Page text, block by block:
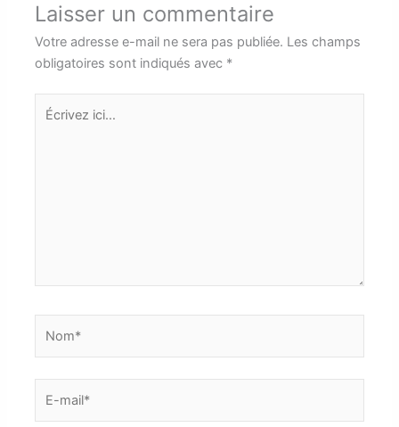
Laisser un commentaire
Votre adresse e-mail ne sera pas publiée. Les champs
obligatoires sont indiqués avec *
Écrivez
ici…